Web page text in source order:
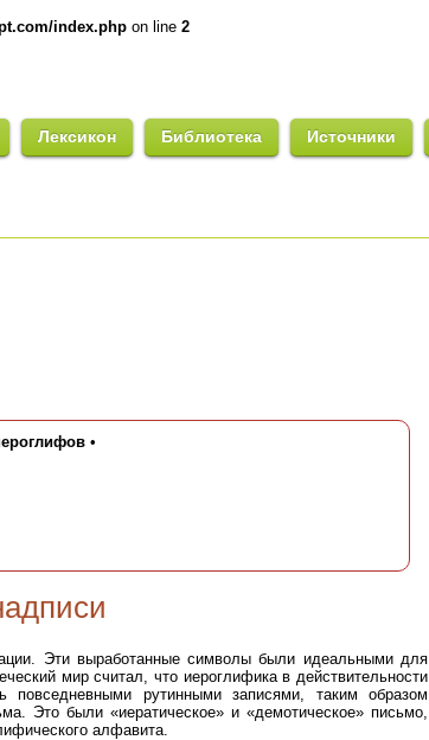
index.php on line 2
Лексикон Библиотека Источники
•
Эти выработанные символы были идеальными для
мир считал, что иероглифика в действительности
повседневными рутинными записями, таким образом
Это были «иератическое» и «демотическое» письмо,
алфавита.